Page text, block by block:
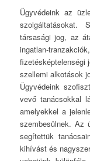
Ügyvédeink az
szolgáltatásokat.
társasági jog, az
ingatlan-
fizetésképtelenségi
szellemi alkotások
Ügyvédeink
vevő tanácsokkal
amelyekkel a
szembesülnek. Az
segítettük
kihívást és